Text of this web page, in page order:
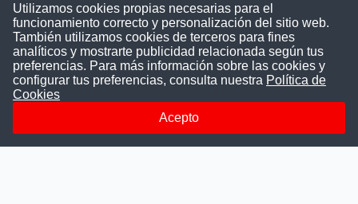
Puede comunicarse con nosotros a través
nuestras redes sociales o del correo:
contacto@convocatoriasdetrabajo.com
Siguenos en:
Utilizamos cookies propias necesarias para el
funcionamiento correcto y personalización del sitio web.
También utilizamos cookies de terceros para fines
analíticos y mostrarte publicidad relacionada según tus
preferencias. Para más información sobre las cookies y
configurar tus preferencias, consulta nuestra Política de
Cookies
Acepto